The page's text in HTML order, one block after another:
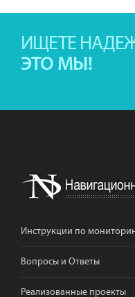
ИЩЕТЕ
ЭТО МЫ!
Инструкции по
Вопросы и Ответы
Реализованные проекты